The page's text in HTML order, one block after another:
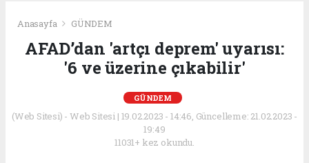
Anasayfa GÜNDEM
AFAD’dan 'artçı deprem' uyarısı:
'6 ve üzerine çıkabilir'
GÜNDEM
(Web Sitesi) - Web Sitesi | 19.02.2023 - 14:46, Güncelleme: 21.02.2023 -
19:49
11031+ kez okundu.